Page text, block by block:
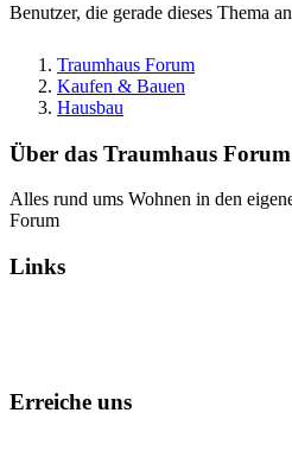
Benutzer, die gerade dieses Thema
Traumhaus Forum
Kaufen & Bauen
Hausbau
Über das Traumhaus Forum
Alles rund ums Wohnen in den
Forum
Links
Erreiche uns